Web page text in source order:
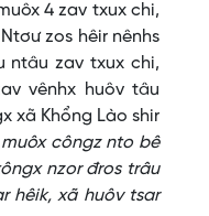
4 zav txux chi,
zos hêir nênhs
ntâu zav txux chi,
vênhx huôv tâu
xã Khổng Lào shir
côngz nto bê
nzor đros trâu
hêik, xã huôv tsar